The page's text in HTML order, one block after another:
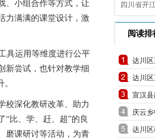
、小组合作等方式，让
力满满的课堂设计，激
具运用等维度进行公平
新尝试，也针对教学细
校深化教研改革、助力
“比、学、赶、超”的良
磨课研讨等活动，为青
四川省开
品精彩亮
活动
阅读排
达川
旅圆满
达川
伙委会
宣汉
训专
庆云
屏障
达川